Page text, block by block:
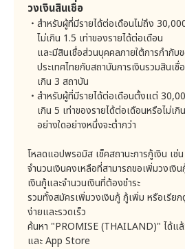
สมัครใหม่และเปลี่
กรณีผลการตรวจสอบ
ข้อมูลเครดิต ปรากฏข้อมูล
สืบค้นหรือข้อมูลบัญชีอัน
กรณีผลการตรวจสอบ
ข้อมูลเครดิต ไม่ปรากฏทั้ง
ข้อมูลสืบค้นและข้อมูล
(ในกรณีที่ผลการอนุมัติไม่ผ่านจ
ธรรมเนียมตรวจสอบข้อมูลเคร
ในบัญชีไม่พอจ่าย
. ธนาคารแห่งประเทศไทย (ธปท.)
. บริษัท ข้อมูลเครดิตแห่งชาติ จ
. สำนักงานป้องกันและปราบปร
. สำนักงานคณะกรรมการคุ้มค
. เจ้าหน้าที่ตำรวจ
. ศาล
. การดำเนินการตามคำร้องขอ
มกฏหมายแห่งราชอาณาจักรไทย
2) การปฏิบัติงานเกี่ยวกับสัญญาที่
. การปฏิบัติงานเกี่ยวกับการรับ
. การปฏิบัติงานเกี่ยวกับการให้เ
. การปฏิบัติงานเกี่ยวกับการบริ
หนี้)
. การปฏิบัติงานเกี่ยวกับการพิม
แจ้งหนี้ รายงานประจำปี จดหมา
วงเงินสินเชื่อ
สำหรับผู้ที่มีรายได้ต่อเดือนไม่ถึง
ไม่เกิน 1.5 เท่าของรายได้ต่อเดือน
และมีสินเชื่อส่วนบุคคลภายใต้การกำกับ
ประเทศไทยกับสถาบันการเงินรวมสินเ
เกิน 3 สถาบัน
สำหรับผู้ที่มีรายได้ต่อเดือนตั้งแต่
เกิน 5 เท่าของรายได้ต่อเดือนหรือไม่
อย่างใดอย่างหนึ่งจะต่ำกว่า
โหลดแอปพรอมิส เช็คสถานะการกู้เงิน เช่
จำนวนเงินคงเหลือที่สามารถขอเพิ่มวงเงิ
เงินกู้และจำนวนเงินที่ต้องชำระ
รวมทั้งสมัครเพิ่มวงเงินกู้ กู้เพิ่ม หรือเรี
ง่ายและรวดเร็ว
ค้นหา "PROMISE (THAILAND)" ได้แ
และ App Store